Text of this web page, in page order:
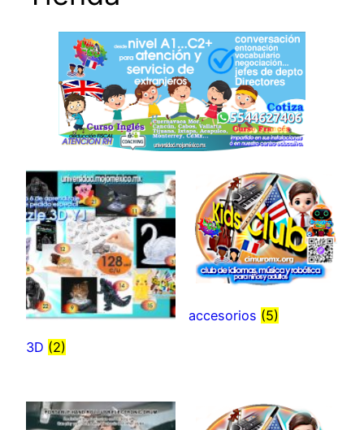
3D (2)
accesorios (5)